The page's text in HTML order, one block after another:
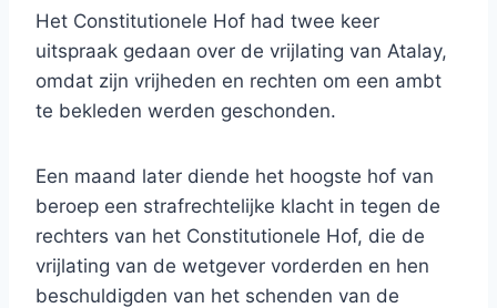
Het Constitutionele Hof had twee keer
uitspraak gedaan over de vrijlating van Atalay,
omdat zijn vrijheden en rechten om een ​​ambt
te bekleden werden geschonden.
Een maand later diende het hoogste hof van
beroep een strafrechtelijke klacht in tegen de
rechters van het Constitutionele Hof, die de
vrijlating van de wetgever vorderden en hen
beschuldigden van het schenden van de